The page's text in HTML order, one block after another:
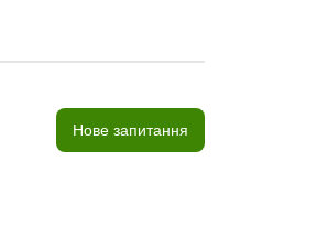
Нове запитання